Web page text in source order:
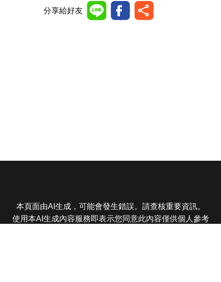
分享給好友
本頁面由AI生成，可能會發生錯誤。請查核重要資訊。
使用本AI生成內容服務即表示您同意此內容僅供個人參考